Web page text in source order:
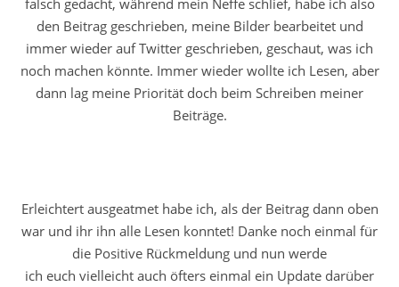
den Beitrag geschrieben, meine Bilder bearbeitet und
immer wieder auf Twitter geschrieben, geschaut, was ich
noch machen könnte. Immer wieder wollte ich Lesen, aber
dann lag meine Priorität doch beim Schreiben meiner
Beiträge.
Erleichtert ausgeatmet habe ich, als der Beitrag dann oben
war und ihr ihn alle Lesen konntet! Danke noch einmal für
die Positive Rückmeldung und nun werde
ich euch vielleicht auch öfters einmal ein Update darüber